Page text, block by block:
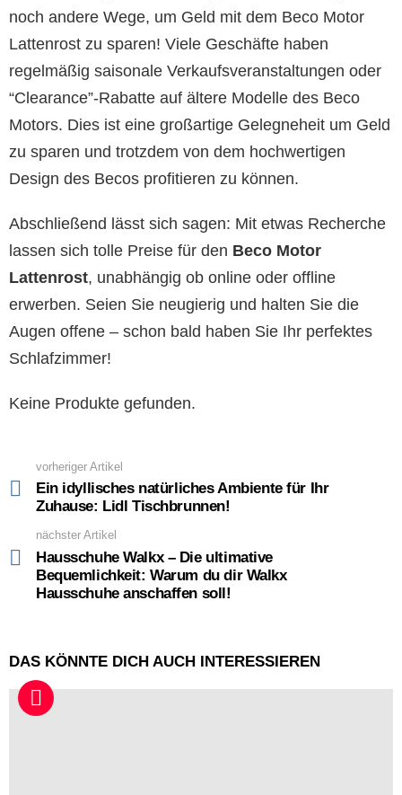
noch andere Wege, um Geld mit dem Beco Motor
Lattenrost zu sparen! Viele Geschäfte haben
regelmäßig saisonale Verkaufsveranstaltungen oder
“Clearance”-Rabatte auf ältere Modelle des Beco
Motors. Dies ist eine großartige Gelegneheit um Geld
zu sparen und trotzdem von dem hochwertigen
Design des Becos profitieren zu können.
Abschließend lässt sich sagen: Mit etwas Recherche
lassen sich tolle Preise für den Beco Motor
Lattenrost, unabhängig ob online oder offline
erwerben. Seien Sie neugierig und halten Sie die
Augen offene – schon bald haben Sie Ihr perfektes
Schlafzimmer!
Keine Produkte gefunden.
more
vorheriger Artikel
Ein idyllisches natürliches Ambiente für Ihr
Zuhause: Lidl Tischbrunnen!
nächster Artikel
Hausschuhe Walkx – Die ultimative
Bequemlichkeit: Warum du dir Walkx
Hausschuhe anschaffen soll!
DAS KÖNNTE DICH AUCH INTERESSIEREN